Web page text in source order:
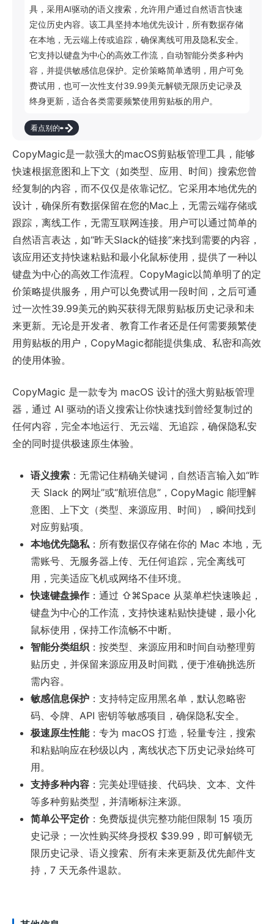
具，采用AI驱动的语义搜索，允许用户通过自然语言快速
定位历史内容。该工具坚持本地优先设计，所有数据存储
在本地，无云端上传或追踪，确保离线可用及隐私安全。
它支持以键盘为中心的高效工作流，自动智能分类多种内
容，并提供敏感信息保护。定价策略简单透明，用户可免
费试用，也可一次性支付39.99美元解锁无限历史记录及
终身更新，适合各类需要频繁使用剪贴板的用户。
看点别的
CopyMagic是一款强大的macOS剪贴板管理工具，能够
快速根据意图和上下文（如类型、应用、时间）搜索您曾
经复制的内容，而不仅仅是依靠记忆。它采用本地优先的
设计，确保所有数据保留在您的Mac上，无需云端存储或
跟踪，离线工作，无需互联网连接。用户可以通过简单的
自然语言表达，如“昨天Slack的链接”来找到需要的内容，
该应用还支持快速粘贴和最小化鼠标使用，提供了一种以
键盘为中心的高效工作流程。CopyMagic以简单明了的定
价策略提供服务，用户可以免费试用一段时间，之后可通
过一次性39.99美元的购买获得无限剪贴板历史记录和未
来更新。无论是开发者、教育工作者还是任何需要频繁使
用剪贴板的用户，CopyMagic都能提供集成、私密和高效
的使用体验。
CopyMagic 是一款专为 macOS 设计的强大剪贴板管理
器，通过 AI 驱动的语义搜索让你快速找到曾经复制过的
任何内容，完全本地运行、无云端、无追踪，确保隐私安
全的同时提供极速原生体验。
语义搜索 ：无需记住精确关键词，自然语言输入如“昨
天 Slack 的网址”或“航班信息”，CopyMagic 能理解
意图、上下文（类型、来源应用、时间），瞬间找到
对应剪贴项。
本地优先隐私：所有数据仅存储在你的 Mac 本地，无
需账号、无服务器上传、无任何追踪，完全离线可
用，完美适应飞机或网络不佳环境。
快速键盘操作 ：通过 ⇧⌘Space 从菜单栏快速唤起，
键盘为中心的工作流，支持快速粘贴快捷键，最小化
鼠标使用，保持工作流畅不中断。
智能分类组织 ：按类型、来源应用和时间自动整理剪
贴历史，并保留来源应用及时间戳，便于准确挑选所
需内容。
敏感信息保护 ：支持特定应用黑名单，默认忽略密
码、令牌、API 密钥等敏感项目，确保隐私安全。
极速原生性能：专为 macOS 打造，轻量专注，搜索
和粘贴响应在秒级以内，离线状态下历史记录始终可
用。
支持多种内容 ：完美处理链接、代码块、文本、文件
等多种剪贴类型，并清晰标注来源。
简单公平定价：免费版提供完整功能但限制 15 项历
史记录；一次性购买终身授权 $39.99，即可解锁无
限历史记录、语义搜索、所有未来更新及优先邮件支
持，7 天无条件退款。